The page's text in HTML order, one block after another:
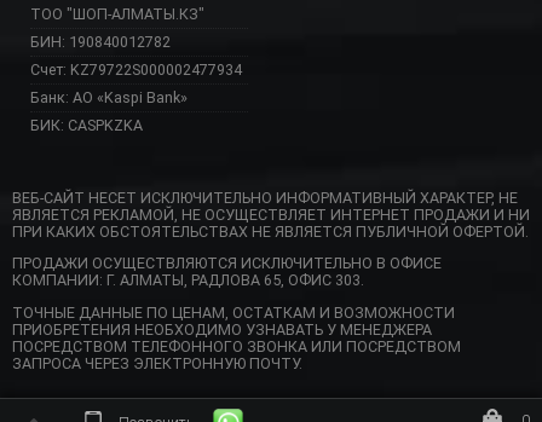
ТОО "ШОП-АЛМАТЫ.КЗ"
БИН: 190840012782
Счет: KZ79722S000002477934
Банк: АО «Kaspi Bank»
БИК: CASPKZKA
ВЕБ-САЙТ НЕСЕТ ИСКЛЮЧИТЕЛЬНО ИНФОРМАТИВНЫЙ ХАРАКТЕР, НЕ
ЯВЛЯЕТСЯ РЕКЛАМОЙ, НЕ ОСУЩЕСТВЛЯЕТ ИНТЕРНЕТ ПРОДАЖИ И НИ
ПРИ КАКИХ ОБСТОЯТЕЛЬСТВАХ НЕ ЯВЛЯЕТСЯ ПУБЛИЧНОЙ ОФЕРТОЙ.
ПРОДАЖИ ОСУЩЕСТВЛЯЮТСЯ ИСКЛЮЧИТЕЛЬНО В ОФИСЕ
КОМПАНИИ: Г. АЛМАТЫ, РАДЛОВА 65, ОФИС 303.
ТОЧНЫЕ ДАННЫЕ ПО ЦЕНАМ, ОСТАТКАМ И ВОЗМОЖНОСТИ
ПРИОБРЕТЕНИЯ НЕОБХОДИМО УЗНАВАТЬ У МЕНЕДЖЕРА
ПОСРЕДСТВОМ ТЕЛЕФОННОГО ЗВОНКА ИЛИ ПОСРЕДСТВОМ
ЗАПРОСА ЧЕРЕЗ ЭЛЕКТРОННУЮ ПОЧТУ.